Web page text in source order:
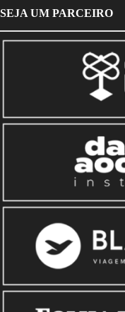
SEJA UM PARCEIRO